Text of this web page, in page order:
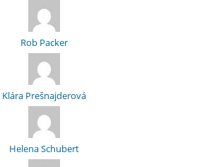
Rob Packer
Klára Prešnajderová
Helena Schubert